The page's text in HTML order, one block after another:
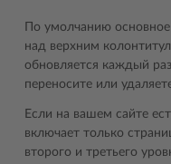
По умолчанию
над верхним
обновляется каждый
переносите или
Если на вашем сайте
включает только
второго и третьего